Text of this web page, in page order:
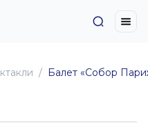
Балет «Собор